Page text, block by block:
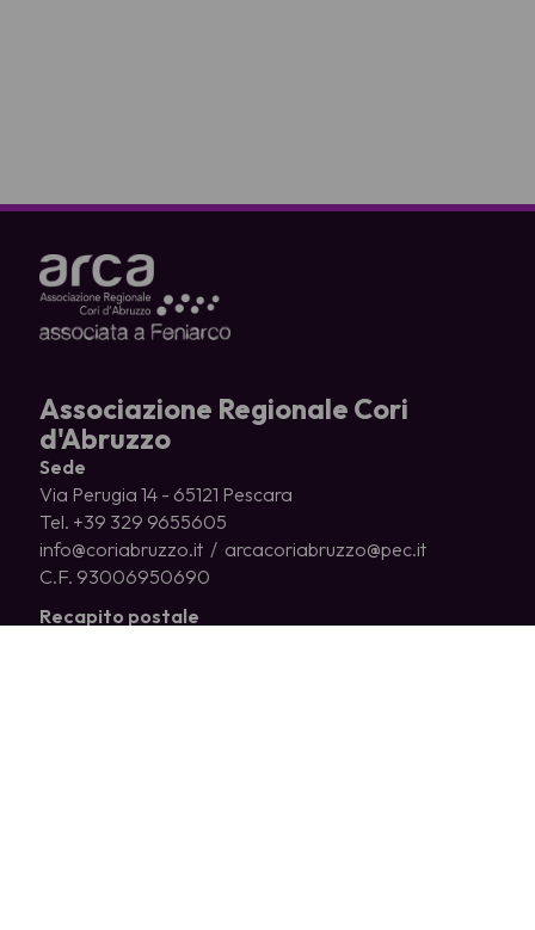
Associazione Regionale Cori
d'Abruzzo
Sede
Via Perugia 14 - 65121 Pescara
Tel. +39 329 9655605
info@coriabruzzo.it / arcacoriabruzzo@pec.it
C.F. 93006950690
Recapito postale